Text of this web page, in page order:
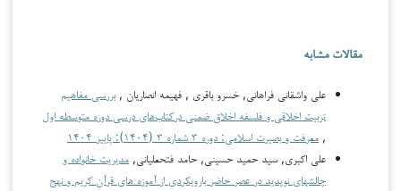
مقالات مشابه
علی واشقانی فراهانی, خسرو باقری , فهیمه انصاریان ,بررسی مفاهیم
تربیت اخلاقی و فلسفه اخلاق ضمنی درکتاب‌های درسی دوره متوسطه اول
, معرفت و بصیرت اسلامی: دوره ۳ شماره ۳ (۱۴۰۴): پاییز ۱۴۰۴
علی اکبری, سید حمید حسینی, حامد فتحعلیانی, مدیریت خانواده و
چالش­های نوپدید در عصر حاضر بارویکردی از آموزه های قرآن کریم و نهج